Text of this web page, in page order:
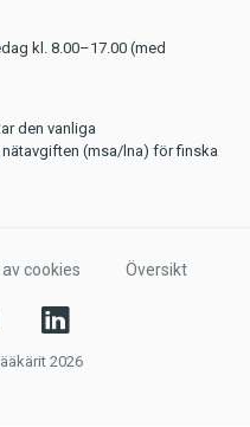
kl. 8.00–17.00 (med
den vanliga
(msa/lna) för finska
cookies Översikt
2026